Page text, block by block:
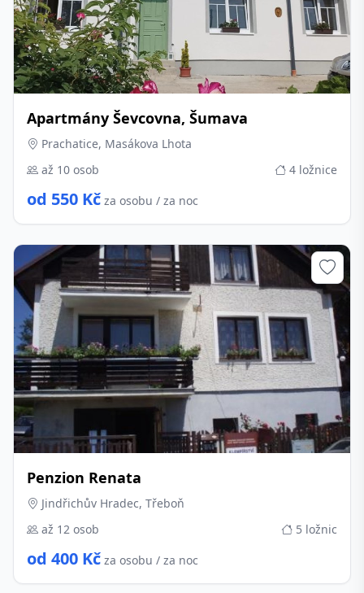
Apartmány Ševcovna, Šumava
Prachatice, Masákova Lhota
až 10 osob
4 ložnice
od 550 Kč za osobu / za noc
Penzion Renata
Jindřichův Hradec, Třeboň
až 12 osob
5 ložnic
od 400 Kč za osobu / za noc